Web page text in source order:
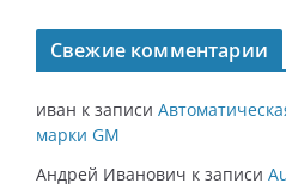
Свежие комментарии
иван к записи
марки GM
Андрей Иванович к записи